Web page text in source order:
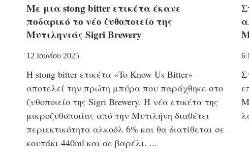
Με μια stong bitter ετικέτα έκανε
ποδαρικό το νέο ζυθοποιείο της
Μυτιληνιάς Sigri Brewery
12 Ιουνίου 2025
Η stong bitter ετικέτα «To Know Us Bitter»
αποτελεί την πρώτη μπύρα που παράχθηκε στο
ζυθοποιείο της Sigri Brewery. Η νέα ετικέτα της
μικροζυθοποιίας από την Μυτιλήνη διαθέτει
περιεκτικότητα αλκοόλ 6% και θα διατίθεται σε
κουτάκι 440ml και σε βαρέλι.
6